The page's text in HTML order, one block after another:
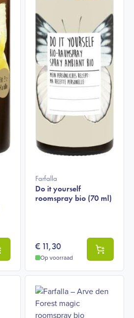
Farfalla
Do it yourself
roomspray bio (70 ml)
€11,30
Op voorraad